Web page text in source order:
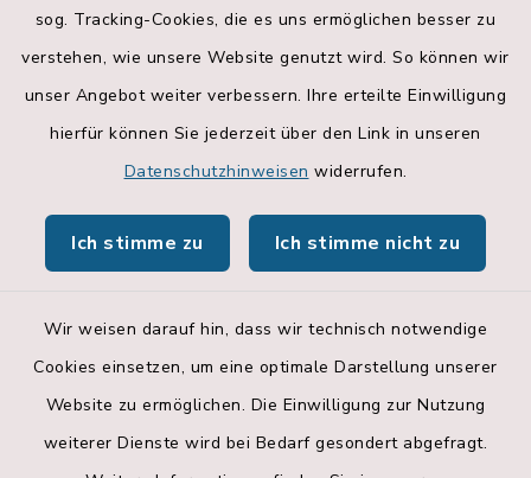
sog. Tracking-Cookies, die es uns ermöglichen besser zu
verstehen, wie unsere Website genutzt wird. So können wir
unser Angebot weiter verbessern. Ihre erteilte Einwilligung
hierfür können Sie jederzeit über den Link in unseren
Datenschutzhinweisen widerrufen.
Ich stimme zu Ich stimme nicht zu
Wir weisen darauf hin, dass wir technisch notwendige
Cookies einsetzen, um eine optimale Darstellung unserer
Website zu ermöglichen. Die Einwilligung zur Nutzung
weiterer Dienste wird bei Bedarf gesondert abgefragt.